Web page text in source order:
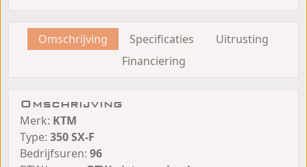
Omschrijving Specificaties
Uitrusting
Financiering
Omschrijving
Merk: KTM
Type: 350 SX-F
Bedrijfsuren: 96